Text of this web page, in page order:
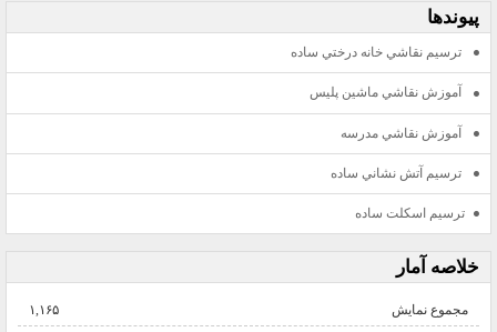
پيوندها
ترسيم نقاشي خانه درختي ساده
آموزش نقاشي ماشين پليس
آموزش نقاشي مدرسه
ترسيم آتش نشاني ساده
ترسيم اسكلت ساده
خلاصه آمار
مجموع نمایش‌ ۱,۱۶۵